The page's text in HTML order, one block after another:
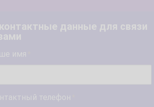
данные для связи
имя
телефон